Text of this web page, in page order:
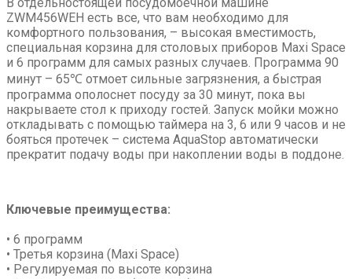
В отдельностоящей посудомоечной машине
ZWM456WEH есть все, что вам необходимо для
комфортного пользования, – высокая вместимость,
специальная корзина для столовых приборов Maxi Space
и 6 программ для самых разных случаев. Программа 90
минут – 65℃ отмоет сильные загрязнения, а быстрая
программа ополоснет посуду за 30 минут, пока вы
накрываете стол к приходу гостей. Запуск мойки можно
откладывать с помощью таймера на 3, 6 или 9 часов и не
бояться протечек – система AquaStop автоматически
прекратит подачу воды при накоплении воды в поддоне.
Ключевые преимущества:
• 6 программ
• Третья корзина (Maxi Space)
• Регулируемая по высоте корзина